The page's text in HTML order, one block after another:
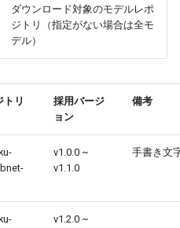
ダウンロード対象のモデルレポ
ジトリ（指定がない場合は全モ
デル）
トリ
採用バージ
ョン
備考
v1.0.0 ~
v1.1.0
手書き文
v1.2.0 ~